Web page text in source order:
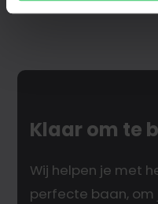
Klaar om te
Wij helpen je met
perfecte baan, om